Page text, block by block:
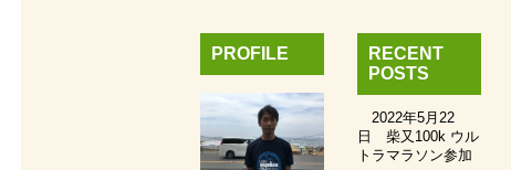
PROFILE
RECENT
POSTS
2022年5月22
日 柴又100k ウル
トラマラソン参加